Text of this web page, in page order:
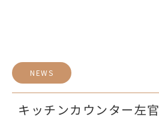
NEWS
キッチンカウンター左官